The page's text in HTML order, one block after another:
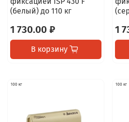
(белый) до 110 кг
1 730.00 ₽
В корзину
1
100 кг 100 кг